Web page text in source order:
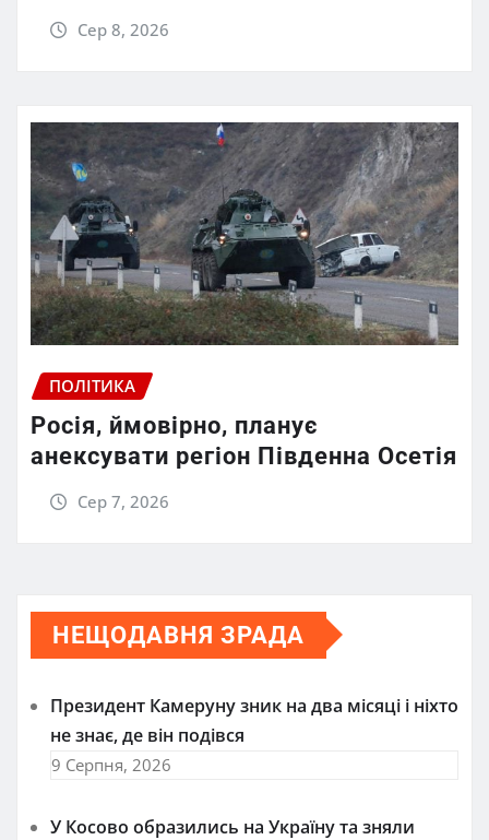
Сер 8, 2026
ПОЛІТИКА
Росія, ймовірно, планує
анексувати регіон Південна Осетія
Сер 7, 2026
НЕЩОДАВНЯ ЗРАДА
Президент Камеруну зник на два місяці і ніхто
не знає, де він подівся
9 Серпня, 2026
У Косово образились на Україну та зняли